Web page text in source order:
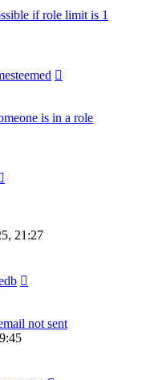
if role limit is 1
is in a role
21:27
not sent